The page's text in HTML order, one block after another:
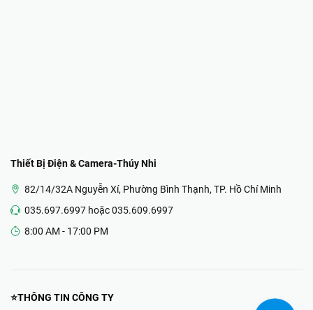
Thiết Bị Điện & Camera-Thúy Nhi
82/14/32A Nguyễn Xí, Phường Bình Thạnh, TP. Hồ Chí Minh
035.697.6997 hoặc 035.609.6997
8:00 AM - 17:00 PM
⭐THÔNG TIN CÔNG TY